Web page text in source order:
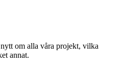
om alla våra projekt, vilka
annat.